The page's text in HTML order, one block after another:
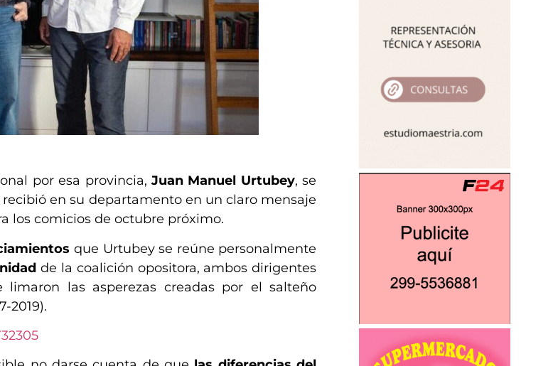
por esa provincia,Juan Manuel Urtubey, se
en su departamento en un claro mensaje
los comicios de octubre próximo.
que Urtubey se reúne personalmente
de la coalición opositora, ambos dirigentes
las asperezas creadas por el salteño
2019).